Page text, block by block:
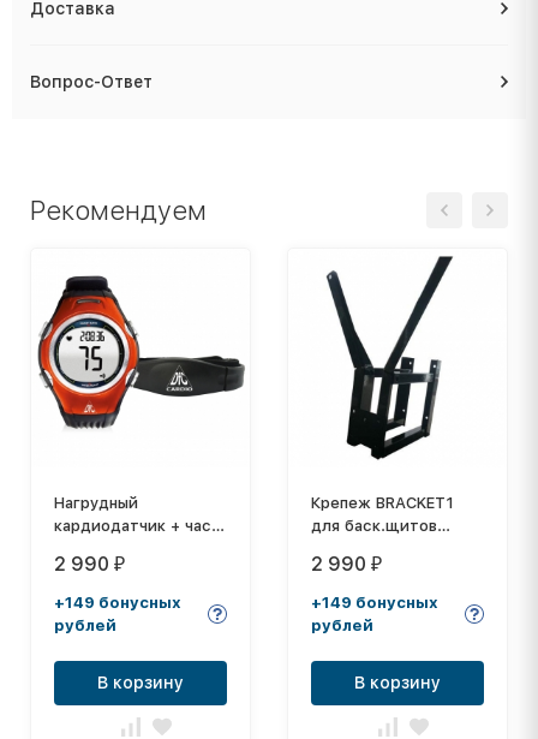
Доставка
Вопрос-Ответ
Рекомендуем
Нагрудный
кардиодатчик + часы
(комплект)
2 990 ₽
+149 бонусных
рублей
В корзину
Крепеж BRACKET1
для баск.щитов
2 990 ₽
+149 бонусных
рублей
В корзину